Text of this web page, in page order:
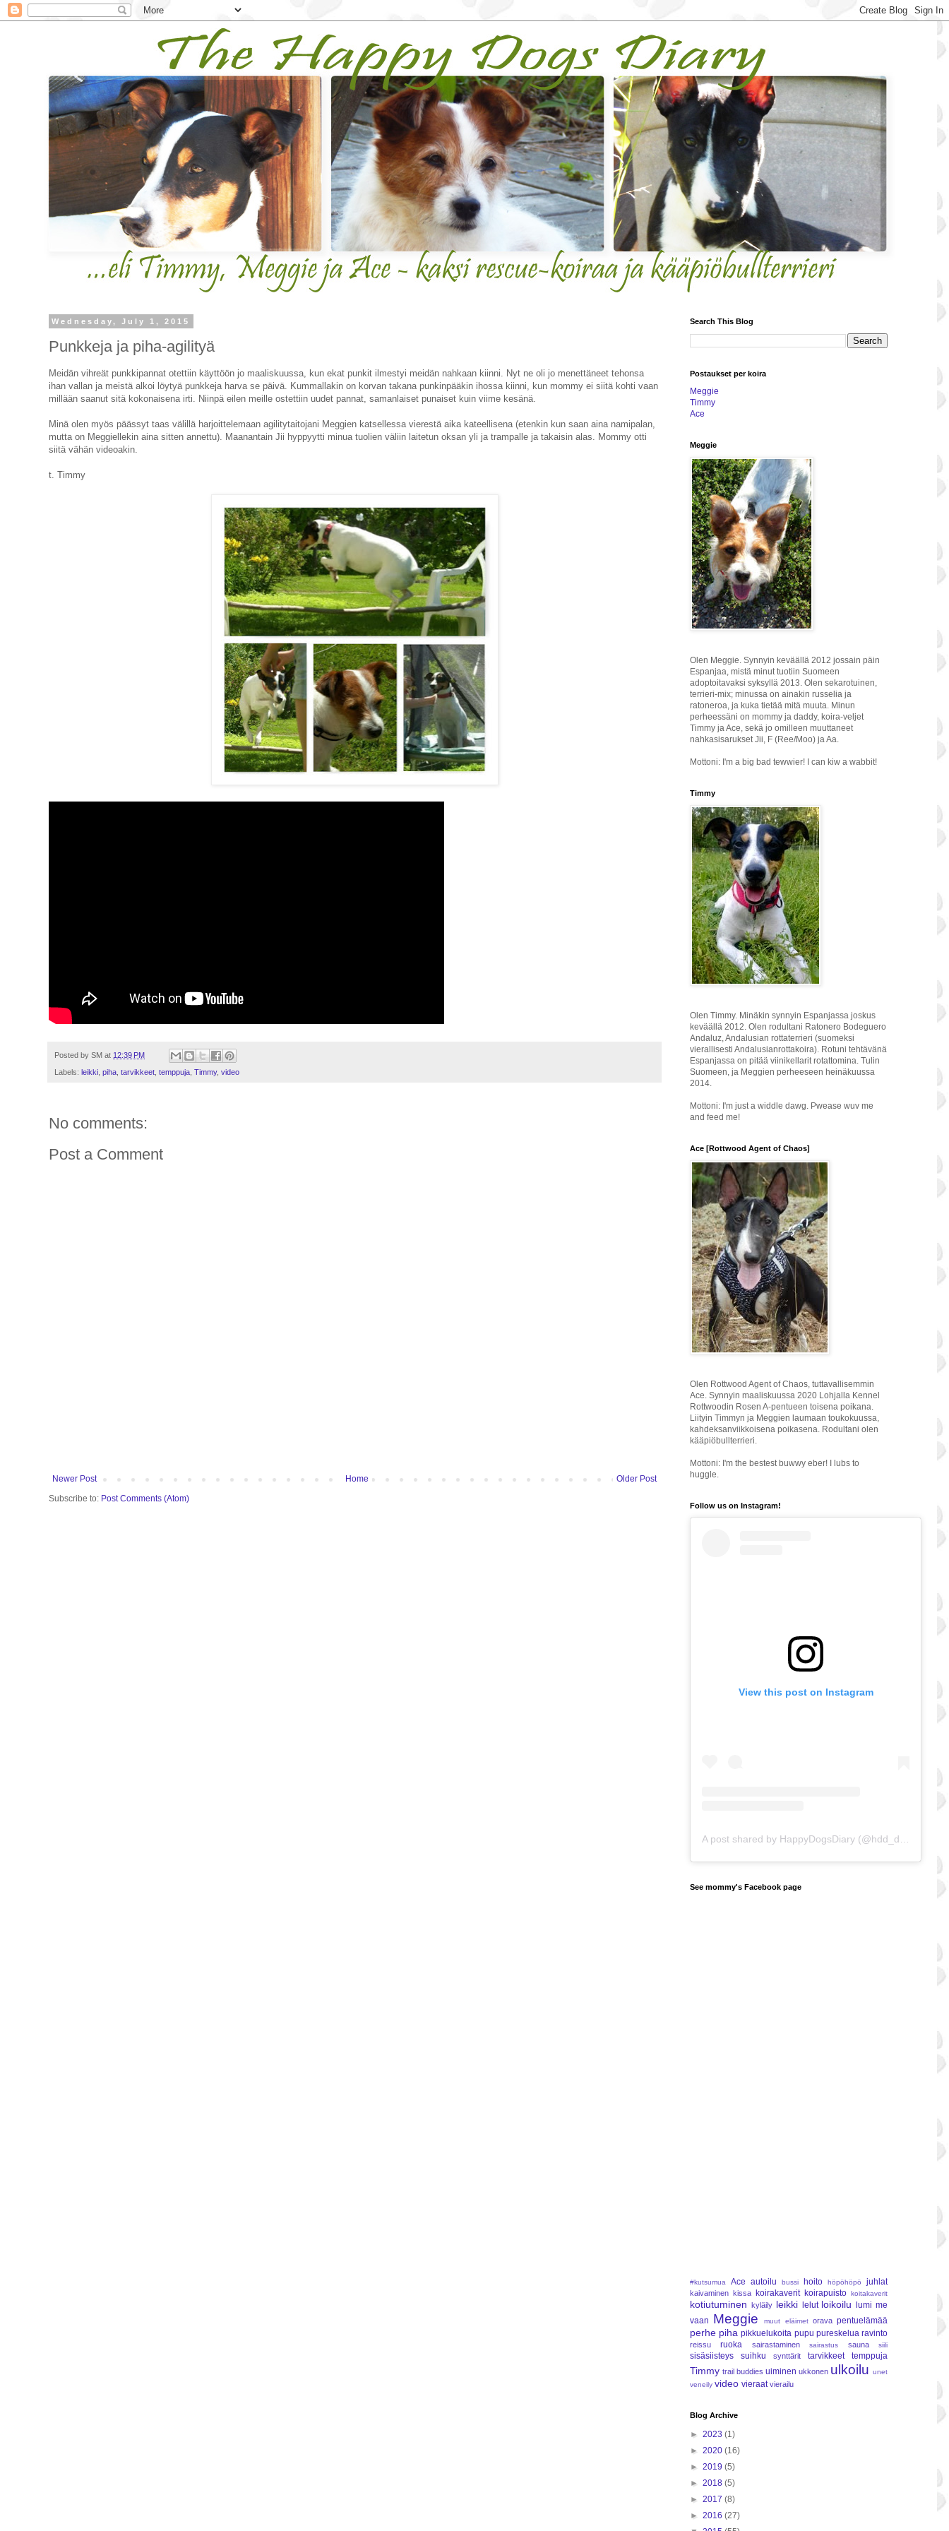
Wednesday, July 1, 2015
Punkkeja ja piha-agilityä
Meidän vihreät punkkipannat otettiin käyttöön jo maaliskuussa, kun ekat punkit ilmestyi meidän nahkaan kiinni. Nyt ne oli jo menettäneet tehonsa
ihan vallan ja meistä alkoi löytyä punkkeja harva se päivä. Kummallakin on korvan takana punkinpääkin ihossa kiinni, kun mommy ei siitä kohti vaan
millään saanut sitä kokonaisena irti. Niinpä eilen meille ostettiin uudet pannat, samanlaiset punaiset kuin viime kesänä.
Minä olen myös päässyt taas välillä harjoittelemaan agilitytaitojani Meggien katsellessa vierestä aika kateellisena (etenkin kun saan aina namipalan,
mutta on Meggiellekin aina sitten annettu). Maanantain Jii hyppyytti minua tuolien väliin laitetun oksan yli ja trampalle ja takaisin alas. Mommy otti
siitä vähän videoakin.
t. Timmy
Posted by SM at 12:39 PM
Labels: leikki piha tarvikkeet temppuja Timmy, video
No comments:
Post a Comment
Newer Post Older Post
Home
Subscribe to: Post Comments (Atom)
Search This Blog
Postaukset per koira
Meggie
Timmy
Ace
Meggie
Olen Meggie. Synnyin keväällä 2012 jossain päin
Espanjaa, mistä minut tuotiin Suomeen
adoptoitavaksi syksyllä 2013. Olen sekarotuinen,
terrieri-mix; minussa on ainakin russelia ja
ratoneroa, ja kuka tietää mitä muuta. Minun
perheessäni on mommy ja daddy, koira-veljet
Timmy ja Ace, sekä jo omilleen muuttaneet
nahkasisarukset Jii, F (Ree/Moo) ja Aa.
Mottoni: I'm a big bad tewwier! I can kiw a wabbit!
Timmy
Olen Timmy. Minäkin synnyin Espanjassa joskus
keväällä 2012. Olen rodultani Ratonero Bodeguero
Andaluz, Andalusian rottaterrieri (suomeksi
vierallisesti Andalusianrottakoira). Rotuni tehtävänä
Espanjassa on pitää viinikellarit rotattomina. Tulin
Suomeen, ja Meggien perheeseen heinäkuussa
2014.
Mottoni: I'm just a widdle dawg. Pwease wuv me
and feed me!
Ace [Rottwood Agent of Chaos]
Olen Rottwood Agent of Chaos, tuttavallisemmin
Ace. Synnyin maaliskuussa 2020 Lohjalla Kennel
Rottwoodin Rosen A-pentueen toisena poikana.
Liityin Timmyn ja Meggien laumaan toukokuussa,
kahdeksanviikkoisena poikasena. Rodultani olen
kääpiöbullterrieri.
Mottoni: I'm the bestest buwwy eber! I lubs to
huggle.
Follow us on Instagram!
View this post on Instagram
See mommy's Facebook page
#kutsumua Ace autoilu bussi hoito höpöhöpö juhlat
kaivaminen kissa koirakaverit koirapuisto koitakaverit
kotiutuminen kyläily leikki lelut loikoilu lumi me
vaan Meggie muut eläimet orava pentuelämää
perhe piha pikkuelukoita pupu pureskelua ravinto
reissu ruoka sairastaminen sairastus sauna siili
sisäsiisteys suihku synttärit tarvikkeet temppuja
Timmy trail buddies uiminen ukkonen ulkoilu unet
veneily video vieraat vierailu
Blog Archive
► 2023 (1)
► 2020 (16)
► 2019 (5)
► 2018 (5)
► 2017 (8)
► 2016 (27)